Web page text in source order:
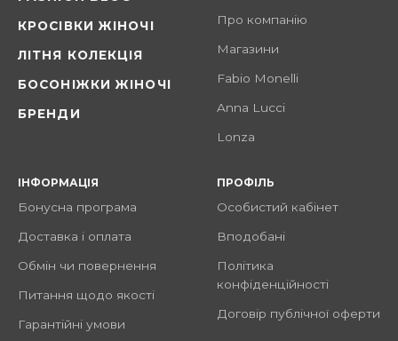
КРОСІВКИ ЖІНОЧІ
ЛІТНЯ КОЛЕКЦІЯ
БОСОНІЖКИ ЖІНОЧІ
БРЕНДИ
Про компанію
Магазини
Fabio Monelli
Anna Lucci
Lonza
ІНФОРМАЦІЯ
Бонусна програма
Доставка і оплата
Обмін чи повернення
Питання щодо якості
Гарантійні умови
ПРОФІЛЬ
Особистий кабінет
Вподобані
Політика
конфіденційності
Договір публічної оферти